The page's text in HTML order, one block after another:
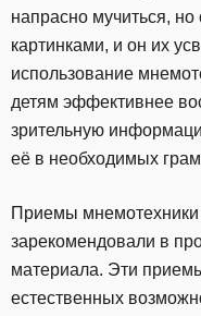
напрасно мучиться, но
картинками, и он их
использование
детям эффективнее
зрительную
её в необходимых
Приемы
зарекомендовали в
материала. Эти
естественных